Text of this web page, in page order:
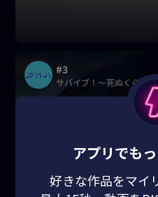
#3
サバイブ！〜死ぬくらい
アプリでも
好きな作品をマイ